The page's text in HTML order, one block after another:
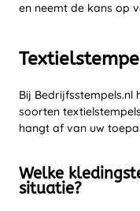
en neemt de kans op
Bij Bedrijfsstempels.nl
soorten
hangt af van uw
Welke
situatie?